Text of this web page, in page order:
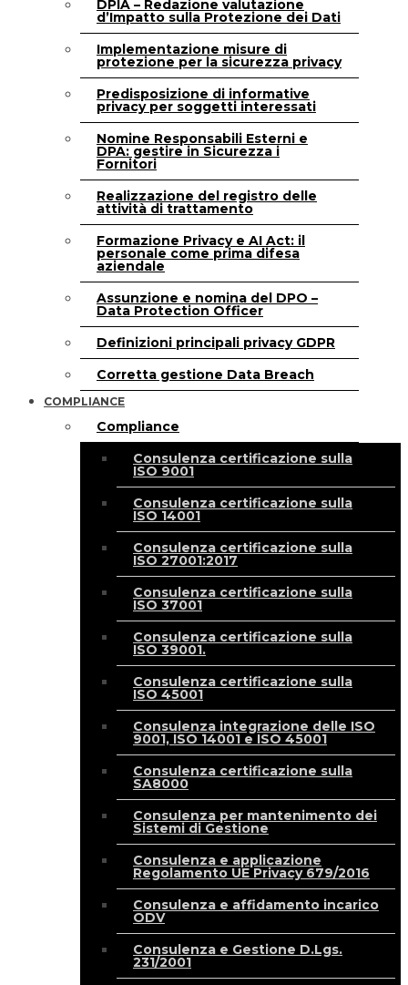
DPIA – Redazione valutazione
d’Impatto sulla Protezione dei Dati
Implementazione misure di
protezione per la sicurezza privacy
Predisposizione di informative
privacy per soggetti interessati
Nomine Responsabili Esterni e
DPA: gestire in Sicurezza i
Fornitori
Realizzazione del registro delle
attività di trattamento
Formazione Privacy e AI Act: il
personale come prima difesa
aziendale
Assunzione e nomina del DPO –
Data Protection Officer
Definizioni principali privacy GDPR
Corretta gestione Data Breach
COMPLIANCE
Compliance
Consulenza certificazione sulla
ISO 9001
Consulenza certificazione sulla
ISO 14001
Consulenza certificazione sulla
ISO 27001:2017
Consulenza certificazione sulla
ISO 37001
Consulenza certificazione sulla
ISO 39001.
Consulenza certificazione sulla
ISO 45001
Consulenza integrazione delle ISO
9001, ISO 14001 e ISO 45001
Consulenza certificazione sulla
SA8000
Consulenza per mantenimento dei
Sistemi di Gestione
Consulenza e applicazione
Regolamento UE Privacy 679/2016
Consulenza e affidamento incarico
ODV
Consulenza e Gestione D.Lgs.
231/2001